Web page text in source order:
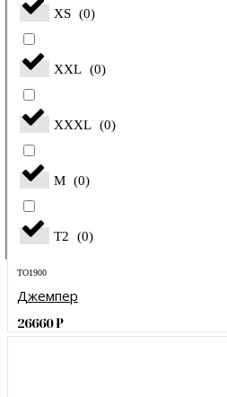
XS (0)
XXL (0)
XXXL (0)
М (0)
Т2 (0)
TO1900
Джемпер
26660₽